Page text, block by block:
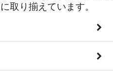
取り揃えています。